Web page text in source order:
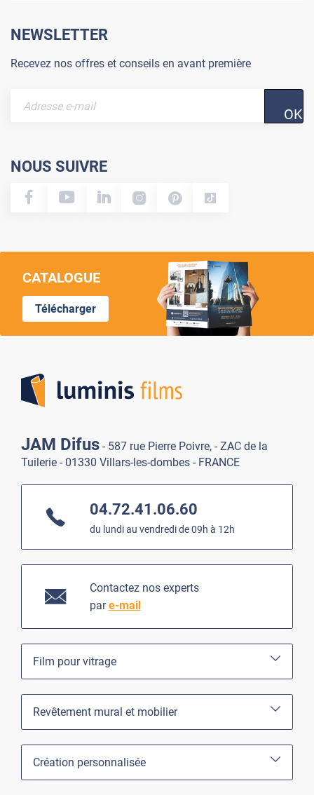
NEWSLETTER
Recevez nos offres et conseils en avant première
OK
NOUS SUIVRE
CATALOGUE
Télécharger
JAM Difus - 587 rue Pierre Poivre, - ZAC de la
Tuilerie - 01330 Villars-les-dombes - FRANCE
04.72.41.06.60
du lundi au vendredi de 09h à 12h
Contactez nos experts
pare-mail
Film pour vitrage
Revêtement mural et mobilier
Création personnalisée